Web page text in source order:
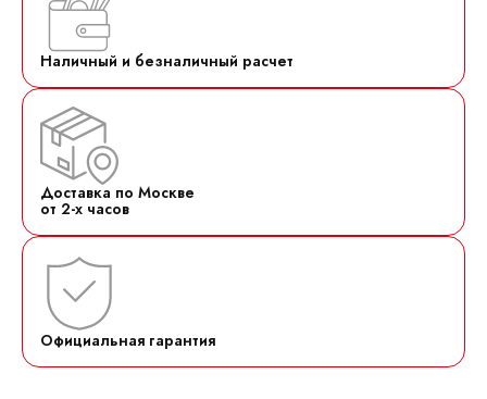
Наличный и безналичный расчет
Доставка по Москве
от 2-х часов
Официальная гарантия